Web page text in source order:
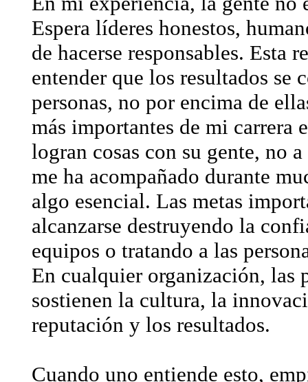
Espera líderes honestos,
de hacerse responsables. Esta
entender que los resultados se
personas, no por encima de
más importantes de mi carrera
logran cosas con su gente, no
me ha acompañado durante
algo esencial. Las metas
alcanzarse destruyendo la
equipos o tratando a las
En cualquier organización, las
sostienen la cultura, la
reputación y los resultados.
Cuando uno entiende esto,